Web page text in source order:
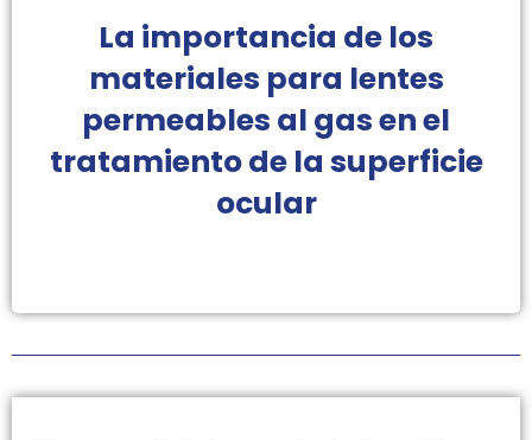
La importancia de los
materiales para lentes
permeables al gas en el
tratamiento de la superficie
ocular